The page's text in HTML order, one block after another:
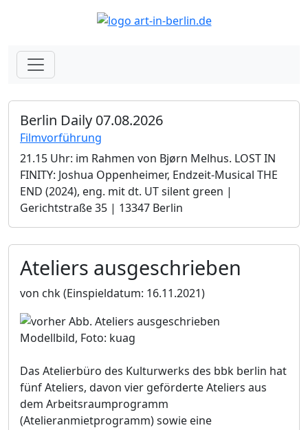
Berlin Daily 07.08.2026
Filmvorführung
21.15 Uhr: im Rahmen von Bjørn Melhus. LOST IN
FINITY: Joshua Oppenheimer, Endzeit-Musical THE
END (2024), eng. mit dt. UT silent green |
Gerichtstraße 35 | 13347 Berlin
Ateliers ausgeschrieben
von chk(Einspieldatum: 16.11.2021)
Modellbild, Foto: kuag
Das Atelierbüro des Kulturwerks des bbk berlin hat
fünf Ateliers, davon vier geförderte Ateliers aus
dem Arbeitsraumprogramm
(Atelieranmietprogramm) sowie eine